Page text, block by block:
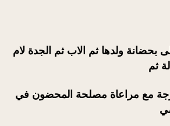
بحضانة ولدها ثم الاب ثم الجدة لام
ثم
مع مراعاة مصلحة المحضون في